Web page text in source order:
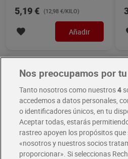
5,19 € (12,98 €/KILO)
Añadir
Nos preocupamos por
Tanto nosotros como nuestros4
accedemos a datos personales,
o identificadores únicos, en tu
Aceptar todas, estarás
rastreo apoyen los propósitos que
«nosotros y nuestros socios
proporcionar». Si seleccionas